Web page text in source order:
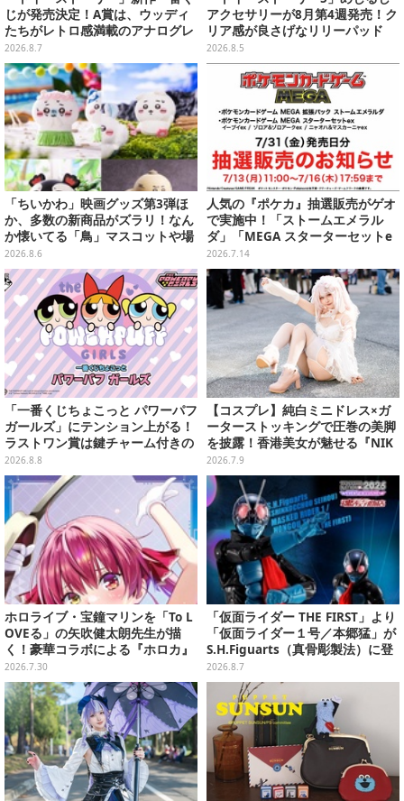
じが発売決定！A賞は、ウッディ
たちがレトロ感満載のアナログレ
コード上を走る姿で立体化
2026.8.7
アクセサリーが8月第4週発売！ク
リア感が良さげなリリーパッド
や、ジェシーなど全5種ラインナ
ップ
2026.8.5
「ちいかわ」映画グッズ第3弾ほ
か、多数の新商品がズラリ！なん
か懐いてる「鳥」マスコットや場
面写アイテムなど必見のラインナ
ップ
2026.8.6
人気の『ポケカ』抽選販売がゲオ
で実施中！「ストームエメラル
ダ」「MEGA スターターセットe
x」各種の全4商品
2026.7.14
「一番くじちょこっと パワーパフ
ガールズ」にテンション上がる！
ラストワン賞は鍵チャーム付きの
シール帳スペシャルセット
2026.8.8
【コスプレ】純白ミニドレス×ガ
ーターストッキングで圧巻の美脚
を披露！香港美女が魅せる『NIK
KE』アリスが小悪魔で可愛い【写
真9枚】
2026.7.9
ホロライブ・宝鐘マリンを「To L
OVEる」の矢吹健太朗先生が描
く！豪華コラボによる『ホロカ』
限定カードがお披露目
2026.7.30
「仮面ライダー THE FIRST」より
「仮面ライダー１号／本郷猛」が
S.H.Figuarts（真骨彫製法）に登
場！8月18日より予約受付開始
2026.8.7